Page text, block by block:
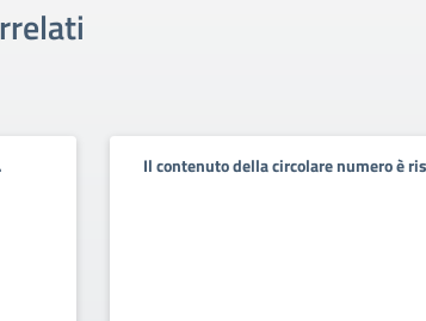
Il contenuto della circolare numero è